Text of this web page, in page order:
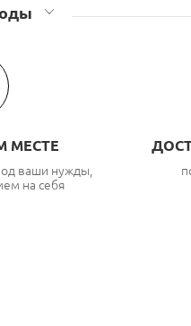
МЕСТЕ
ваши нужды,
на себя